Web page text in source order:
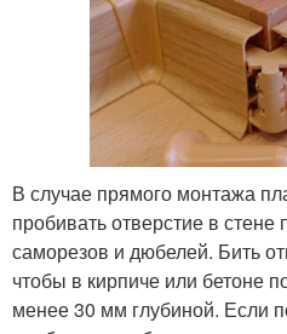
В случае прямого монтажа
пробивать отверстие в стене
саморезов и дюбелей. Бить
чтобы в кирпиче или бетоне
менее 30 мм глубиной. Если